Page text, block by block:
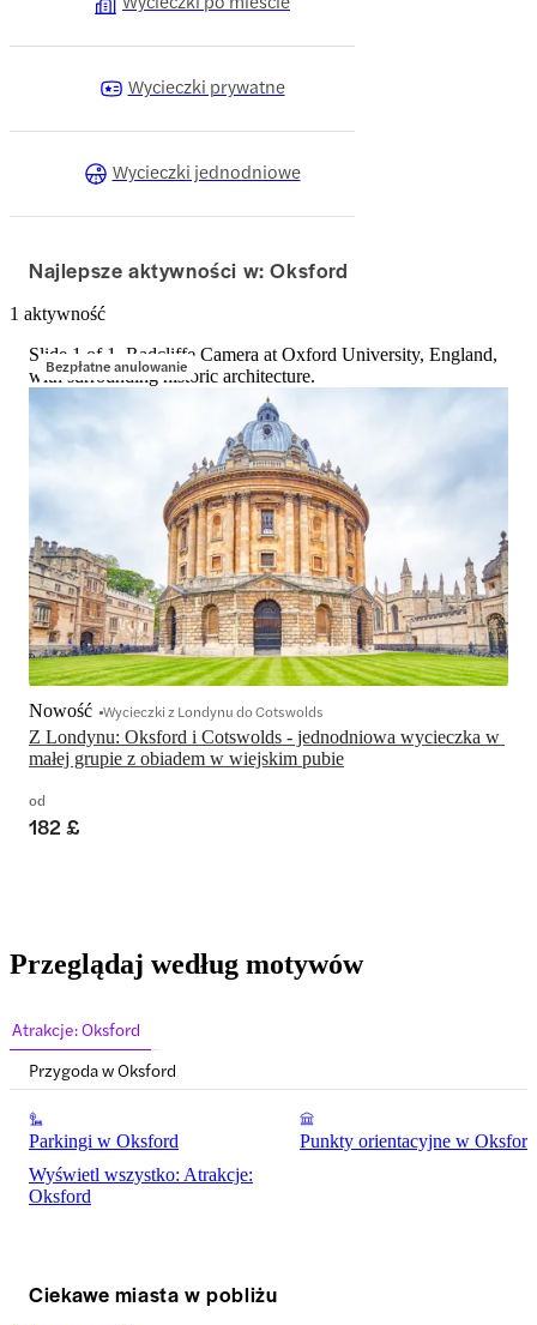
Wycieczki prywatne
Wycieczki jednodniowe
Najlepsze aktywności w: Oksford
1 aktywność
Bezpłatne anulowanie
Slide 1 of 1, Radcliffe Camera at Oxford University, England,
with surrounding historic architecture.
Z Londynu: Oksford i Cotswolds - jednodniowa wycieczka w
małej grupie z obiadem w wiejskim pubie
Nowość Wycieczki z Londynu do Cotswolds
od
182 £
Przeglądaj według motywów
Atrakcje: Oksford
Przygoda w Oksford
Parkingi w Oksford
Punkty orientacyjne w Oksford
Wyświetl wszystko: Atrakcje:
Oksford
Ciekawe miasta w pobliżu